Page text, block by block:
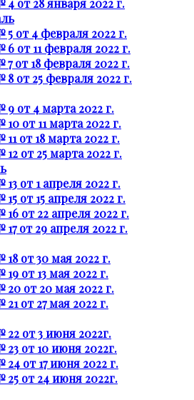
4 от 28 января 2022 г.
5 от 4 февраля 2022 г.
6 от 11 февраля 2022 г.
7 от 18 февраля 2022 г.
8 от 25 февраля 2022 г.
9 от 4 марта 2022 г.
10 от 11 марта 2022 г.
11 от 18 марта 2022 г.
12 от 25 марта 2022 г.
13 от 1 апреля 2022 г.
15 от 15 апреля 2022 г.
16 от 22 апреля 2022 г.
17 от 29 апреля 2022 г.
18 от 30 мая 2022 г.
19 от 13 мая 2022 г.
20 от 20 мая 2022 г.
21 от 27 мая 2022 г.
22 от 3 июня 2022г.
23 от 10 июня 2022г.
24 от 17 июня 2022 г.
25 от 24 июня 2022г.